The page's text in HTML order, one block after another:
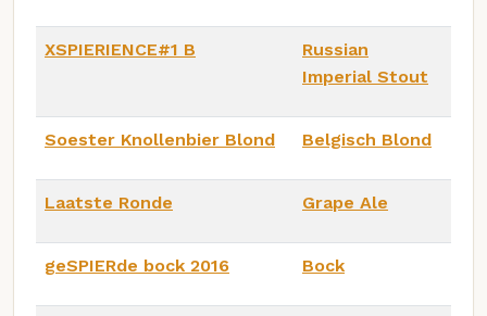
XSPIERIENCE#1 B
Russian
Imperial Stout
Soester Knollenbier Blond Belgisch Blond
Laatste Ronde Grape Ale
geSPIERde bock 2016 Bock